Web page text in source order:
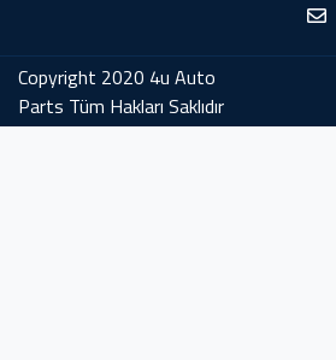
Copyright 2020 4u Auto
Parts Tüm Hakları Saklıdır